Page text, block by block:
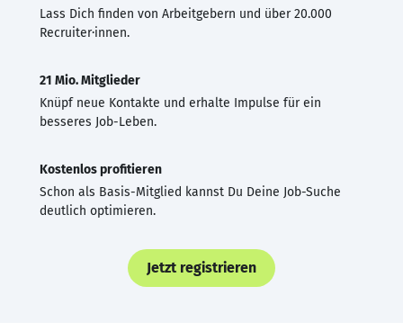
Lass Dich finden von Arbeitgebern und über 20.000
Recruiter·innen.
21 Mio. Mitglieder
Knüpf neue Kontakte und erhalte Impulse für ein
besseres Job-Leben.
Kostenlos profitieren
Schon als Basis-Mitglied kannst Du Deine Job-Suche
deutlich optimieren.
Jetzt registrieren